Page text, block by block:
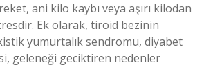
ani kilo kaybı veya aşırı kilodan
Ek olarak, tiroid bezinin
yumurtalık sendromu, diyabet
geleneği geciktiren nedenler